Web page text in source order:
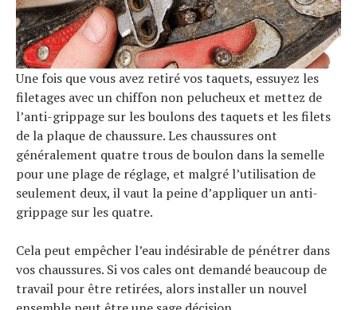
Une fois que vous avez retiré vos taquets, essuyez les
filetages avec un chiffon non pelucheux et mettez de
l’anti-grippage sur les boulons des taquets et les filets
de la plaque de chaussure. Les chaussures ont
généralement quatre trous de boulon dans la semelle
pour une plage de réglage, et malgré l’utilisation de
seulement deux, il vaut la peine d’appliquer un anti-
grippage sur les quatre.
Cela peut empêcher l’eau indésirable de pénétrer dans
vos chaussures. Si vos cales ont demandé beaucoup de
travail pour être retirées, alors installer un nouvel